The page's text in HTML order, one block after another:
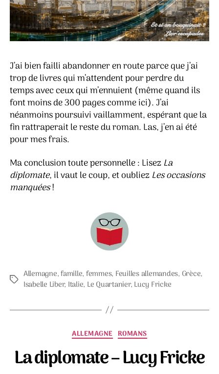
J’ai bien failli abandonner en route parce que j’ai
trop de livres qui m’attendent pour perdre du
temps avec ceux qui m’ennuient (même quand ils
font moins de 300 pages comme ici). J’ai
néanmoins poursuivi vaillamment, espérant que la
fin rattraperait le reste du roman. Las, j’en ai été
pour mes frais.
Ma conclusion toute personnelle : Lisez La
diplomate, il vaut le coup, et oubliez Les occasions
manquées!
Étiquettes
Allemagne,famille, femmes, Feuilles allemandes, Grèce,
Isabelle Liber, Italie, Le Quartanier, Lucy Fricke
Catégories
ALLEMAGNE ROMANS
La diplomate – Lucy Fricke